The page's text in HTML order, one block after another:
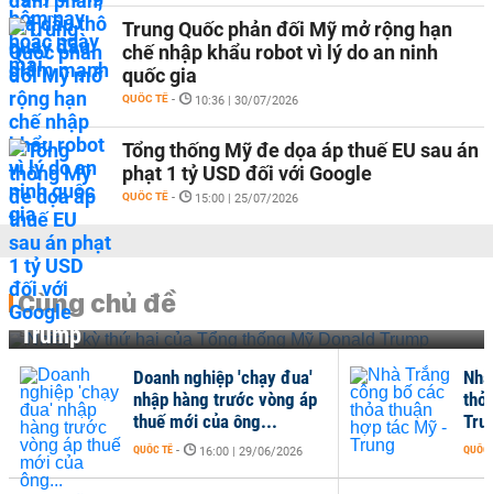
Trung Quốc phản đối Mỹ mở rộng hạn
chế nhập khẩu robot vì lý do an ninh
quốc gia
QUỐC TẾ - 10:36 | 30/07/2026
Tổng thống Mỹ đe dọa áp thuế EU sau án
phạt 1 tỷ USD đối với Google
QUỐC TẾ - 15:00 | 25/07/2026
Cùng chủ đề
Nhiệm kỳ thứ hai của Tổng thống Mỹ Donald
Trump
Doanh nghiệp 'chạy đua'
nhập hàng trước vòng áp
thuế mới của ông...
QUỐC TẾ - 16:00 | 29/06/2026 QUỐC